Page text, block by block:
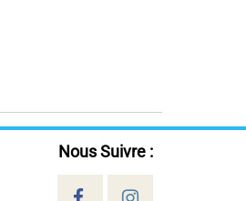
Nous Suivre :